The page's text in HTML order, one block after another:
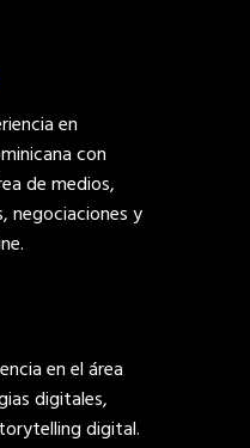
en
con
de medios,
negociaciones y
en el área
digitales,
digital.